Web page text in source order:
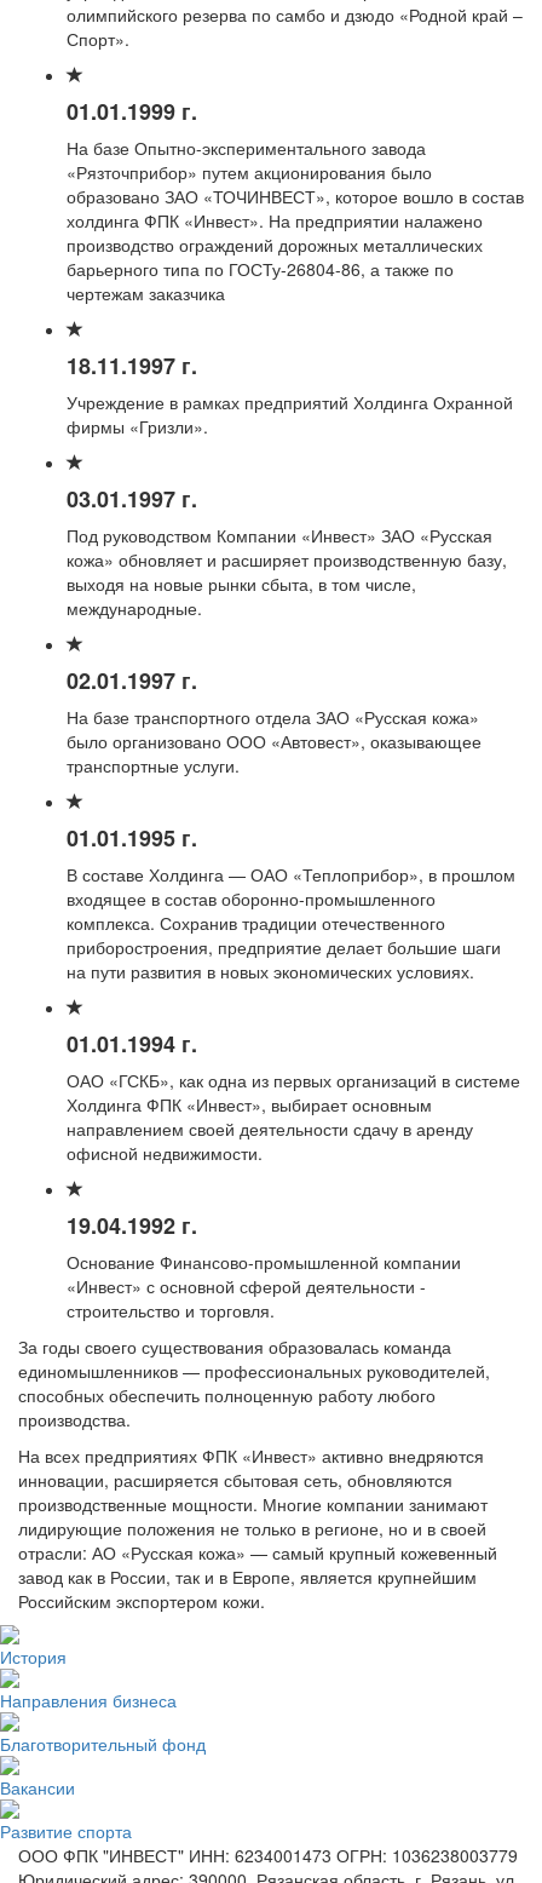
олимпийского резерва по самбо и дзюдо «Родной край –
Спорт».
01.01.1999 г.
На базе Опытно-экспериментального завода
«Рязточприбор» путем акционирования было
образовано ЗАО «ТОЧИНВЕСТ», которое вошло в состав
холдинга ФПК «Инвест». На предприятии налажено
производство ограждений дорожных металлических
барьерного типа по ГОСТу-26804-86, а также по
чертежам заказчика
18.11.1997 г.
Учреждение в рамках предприятий Холдинга Охранной
фирмы «Гризли».
03.01.1997 г.
Под руководством Компании «Инвест» ЗАО «Русская
кожа» обновляет и расширяет производственную базу,
выходя на новые рынки сбыта, в том числе,
международные.
02.01.1997 г.
На базе транспортного отдела ЗАО «Русская кожа»
было организовано ООО «Автовест», оказывающее
транспортные услуги.
01.01.1995 г.
В составе Холдинга — ОАО «Теплоприбор», в прошлом
входящее в состав оборонно-промышленного
комплекса. Сохранив традиции отечественного
приборостроения, предприятие делает большие шаги
на пути развития в новых экономических условиях.
01.01.1994 г.
ОАО «ГСКБ», как одна из первых организаций в системе
Холдинга ФПК «Инвест», выбирает основным
направлением своей деятельности сдачу в аренду
офисной недвижимости.
19.04.1992 г.
Основание Финансово-промышленной компании
«Инвест» с основной сферой деятельности -
строительство и торговля.
За годы своего существования образовалась команда
единомышленников — профессиональных руководителей,
способных обеспечить полноценную работу любого
производства.
На всех предприятиях ФПК «Инвест» активно внедряются
инновации, расширяется сбытовая сеть, обновляются
производственные мощности. Многие компании занимают
лидирующие положения не только в регионе, но и в своей
отрасли: АО «Русская кожа» — самый крупный кожевенный
завод как в России, так и в Европе, является крупнейшим
Российским экспортером кожи.
История
Направления бизнеса
Благотворительный фонд
Вакансии
Развитие спорта
ООО ФПК "ИНВЕСТ" ИНН: 6234001473 ОГРН: 1036238003779